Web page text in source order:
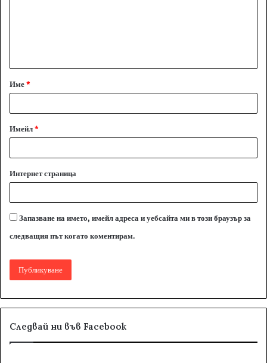
а
р
Име*
Имейл*
Интернет страница
Запазване на името, имейл адреса и уебсайта ми в този браузър за
следващия път когато коментирам.
Следвай ни във Facebook